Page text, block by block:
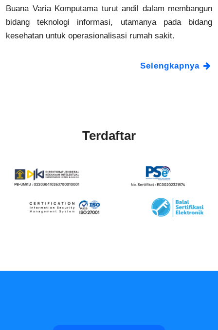
Buana Varia Komputama turut andil dalam membangun
bidang teknologi informasi, utamanya pada bidang
kesehatan untuk operasionalisasi rumah sakit.
Selengkapnya
Terdaftar